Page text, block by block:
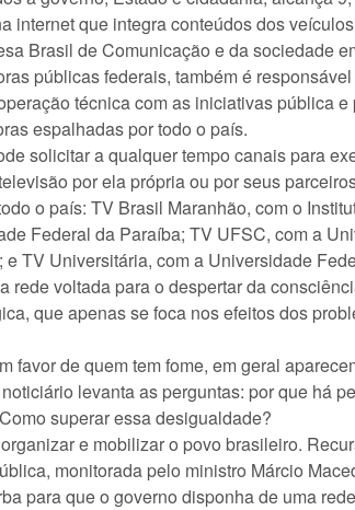
que integra conteúdos dos
Brasil de Comunicação e da sociedade
públicas federais, também é
técnica com as iniciativas pública
espalhadas por todo o país.
solicitar a qualquer tempo canais para
por ela própria ou por seus
o país: TV Brasil Maranhão, com o
Federal da Paraíba; TV UFSC, com a
TV Universitária, com a Universidade
voltada para o despertar da
que apenas se foca nos efeitos dos
de quem tem fome, em geral
levanta as perguntas: por que há
superar essa desigualdade?
e mobilizar o povo brasileiro.
monitorada pelo ministro Márcio
para que o governo disponha de uma